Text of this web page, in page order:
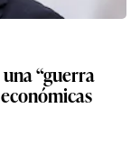
“guerra